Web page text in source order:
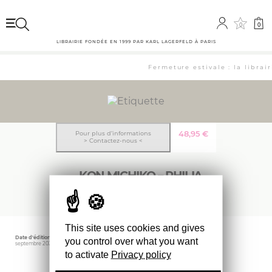
0 0
LIBRAIRIE FONDÉE EN 1999 PAR KARL LAGERFELD À PARIS
Fermeture estivale : la
KON MICHIKO – PHILIA
48,95 €
Pour plus d’informations
> Contactez-nous <
Date d'édition
septembre 2022
Éditeur
IDEA
This site uses cookies and gives
you control over what you want
to activate Privacy policy